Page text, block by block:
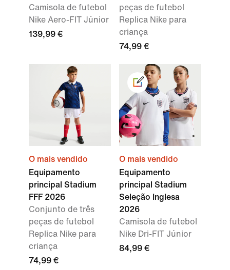
Camisola de futebol
Nike Aero-FIT Júnior
139,99 €
peças de futebol
Replica Nike para
criança
74,99 €
O mais vendido
Equipamento
principal Stadium
FFF 2026
Conjunto de três
peças de futebol
Replica Nike para
criança
74,99 €
O mais vendido
Equipamento
principal Stadium
Seleção Inglesa
2026
Camisola de futebol
Nike Dri-FIT Júnior
84,99 €